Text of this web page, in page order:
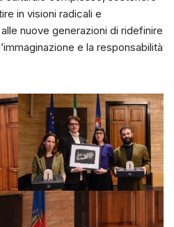
in visioni radicali e
nuove generazioni di ridefinire
e la responsabilità